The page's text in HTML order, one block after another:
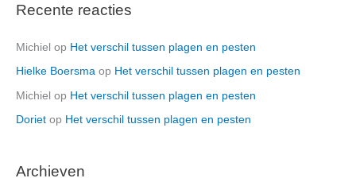
Recente reacties
Michiel op Het verschil tussen plagen en pesten
Hielke Boersma op Het verschil tussen plagen en pesten
Michiel op Het verschil tussen plagen en pesten
Doriet op Het verschil tussen plagen en pesten
Archieven